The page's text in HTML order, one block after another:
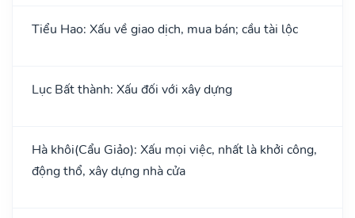
Tiểu Hao: Xấu về giao dịch, mua bán; cầu tài lộc
Lục Bất thành: Xấu đối với xây dựng
Hà khôi(Cẩu Giảo): Xấu mọi việc, nhất là khởi công,
động thổ, xây dựng nhà cửa